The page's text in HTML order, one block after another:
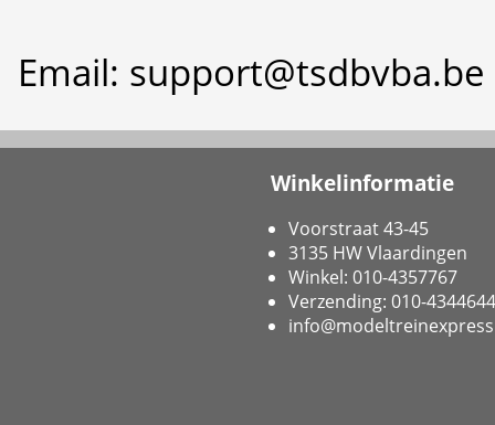
Email: support@tsdbvba.be
Winkelinformatie
Voorstraat 43-45
3135 HW Vlaardingen
Winkel: 010-4357767
Verzending: 010-4344644